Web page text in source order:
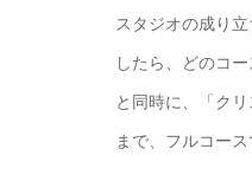
スタジオの成り
したら、どのコ
と同時に、「ク
まで、フルコー